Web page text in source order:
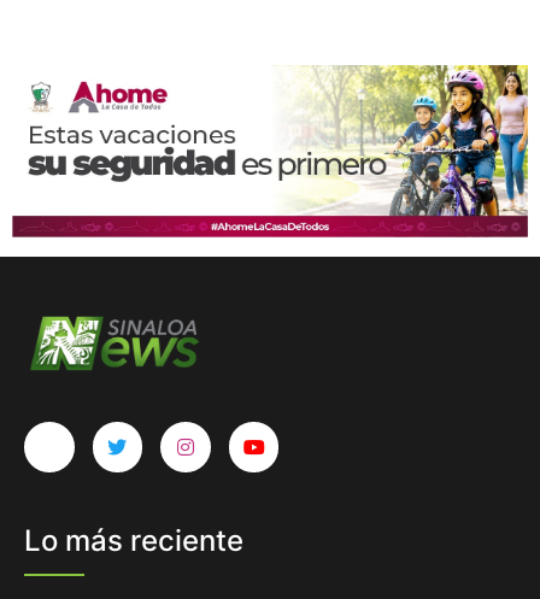
Lo más reciente